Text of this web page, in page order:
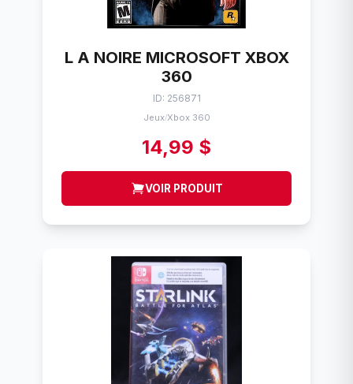
L A NOIRE MICROSOFT XBOX
360
ID: 256871
Jeux/Xbox 360
14,99 $
VOIR PRODUIT